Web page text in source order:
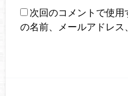
次回のコメントで使
の名前、メールアドレス